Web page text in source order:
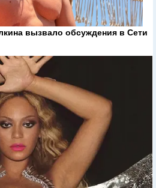
вызвало обсуждения в Сети